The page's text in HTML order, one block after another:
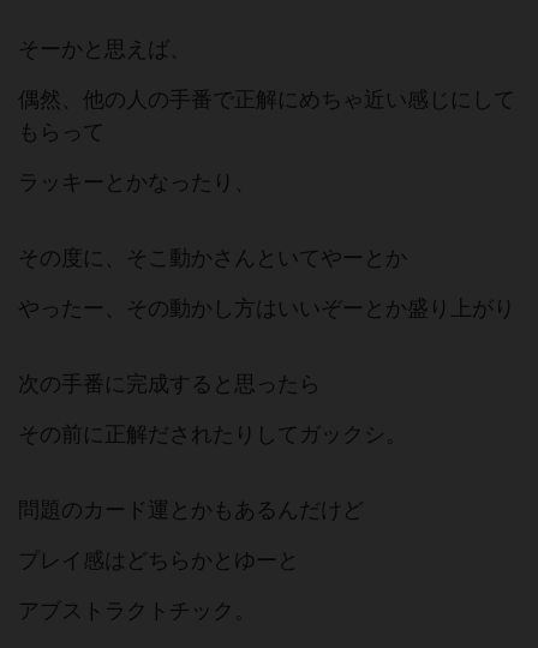
そーかと思えば、
偶然、他の人の手番で正解にめちゃ近い感じにして
もらって
ラッキーとかなったり、
その度に、そこ動かさんといてやーとか
やったー、その動かし方はいいぞーとか盛り上がり
次の手番に完成すると思ったら
その前に正解だされたりしてガックシ。
問題のカード運とかもあるんだけど
プレイ感はどちらかとゆーと
アブストラクトチック。